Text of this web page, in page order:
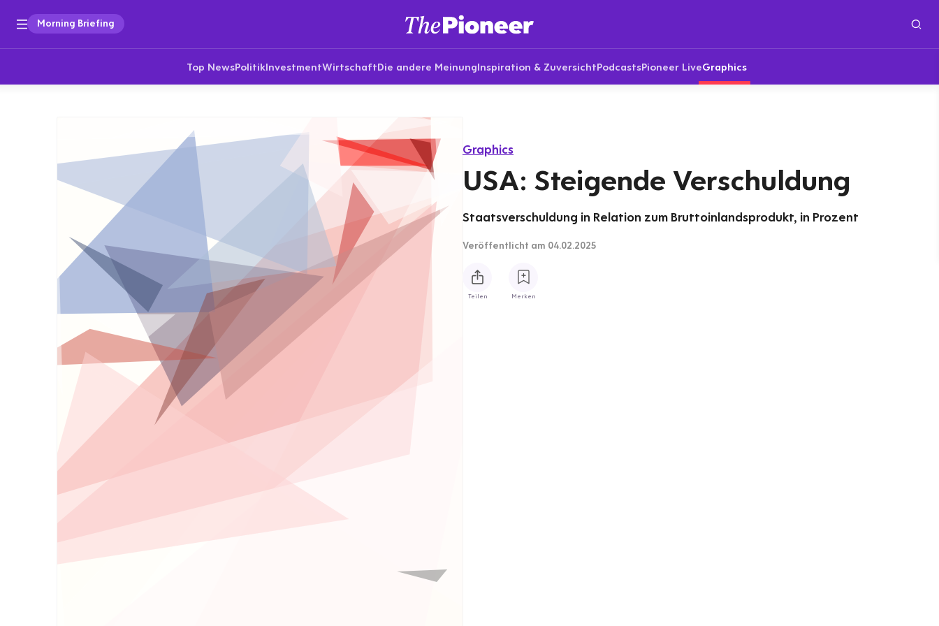
Morning Briefing
Top NewsPolitikInvestmentWirtschaftDie andere MeinungInspiration & ZuversichtPodcastsPioneer LiveGraphics
Graphics
USA: Steigende Verschuldung
Staatsverschuldung in Relation zum Bruttoinlandsprodukt, in Prozent
Veröffentlicht am 04.02.2025
Teilen Merken